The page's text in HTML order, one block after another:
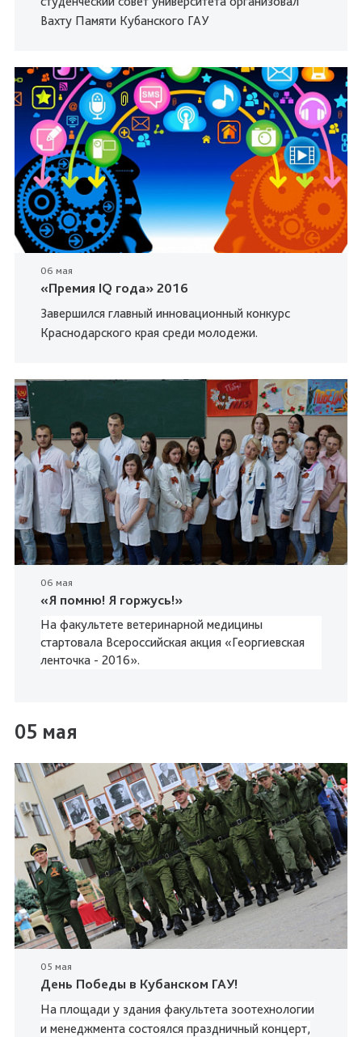
Вахту Памяти Кубанского ГАУ
06 мая
«Премия IQ года» 2016
Завершился главный инновационный конкурс
Краснодарского края среди молодежи.
06 мая
«Я помню! Я горжусь!»
На факультете ветеринарной медицины
стартовала Всероссийская акция «Георгиевская
ленточка - 2016».
05 мая
05 мая
День Победы в Кубанском ГАУ!
На площади у здания факультета зоотехнологии
и менеджмента состоялся праздничный концерт,